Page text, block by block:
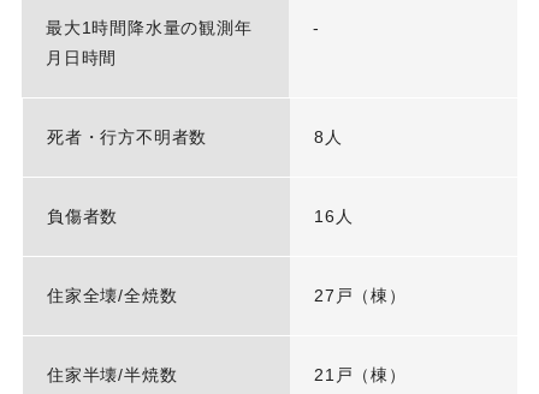
最大1時間降水量の観測年
月日時間
-
死者・行方不明者数 8人
負傷者数 16人
住家全壊/全焼数 27戸（棟）
住家半壊/半焼数 21戸（棟）